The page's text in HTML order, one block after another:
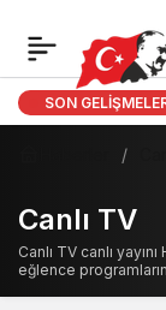
SON
Canlı TV
Canlı TV canlı
eğlence